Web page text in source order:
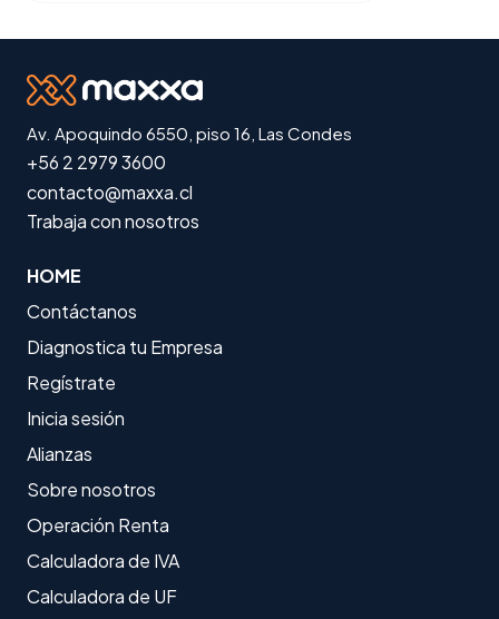
Av. Apoquindo 6550, piso 16, Las Condes
+56 2 2979 3600
contacto@maxxa.cl
Trabaja con nosotros
HOME
Contáctanos
Diagnostica tu Empresa
Regístrate
Inicia sesión
Alianzas
Sobre nosotros
Operación Renta
Calculadora de IVA
Calculadora de UF